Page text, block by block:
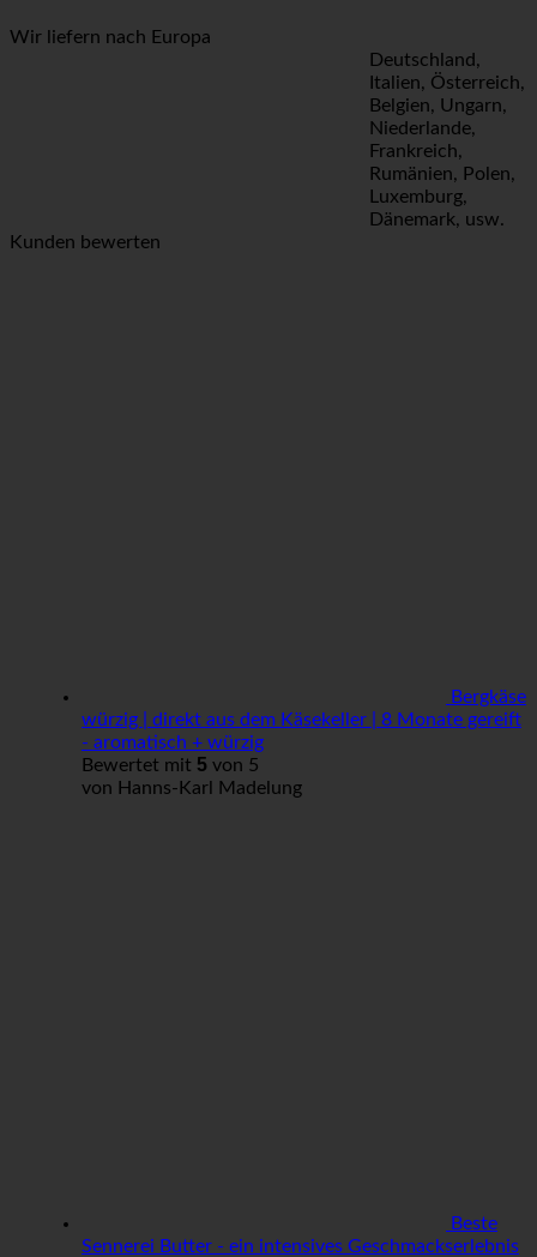
Wir liefern nach Europa
Deutschland,
Italien, Österreich,
Belgien, Ungarn,
Niederlande,
Frankreich,
Rumänien, Polen,
Luxemburg,
Dänemark, usw.
Kunden bewerten
Bergkäse
würzig | direkt aus dem Käsekeller | 8 Monate gereift
- aromatisch + würzig
Bewertet mit 5 von 5
von Hanns-Karl Madelung
Beste
Sennerei Butter - ein intensives Geschmackserlebnis